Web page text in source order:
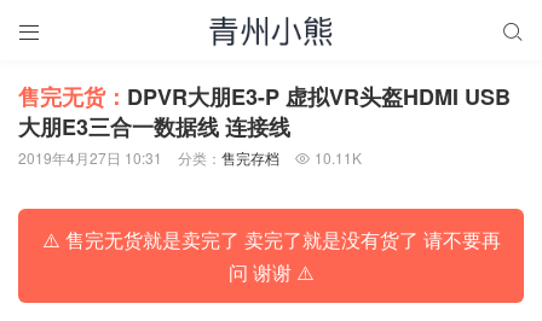
 
售完无货： DPVR大朋E3-P 虚拟VR头盔HDMI USB
大朋E3三合一数据线 连接线
2019年4月27日 10:31 分类： 售完存档  10.11K
⚠️ 售完无货就是卖完了 卖完了就是没有货了 请不要再
问 谢谢 ⚠️